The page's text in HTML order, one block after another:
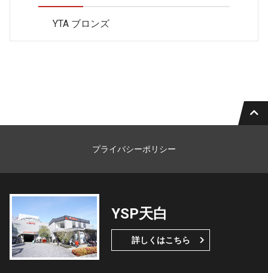
YTA ブロンズ
プライバシーポリシー
YSP天白
詳しくはこちら